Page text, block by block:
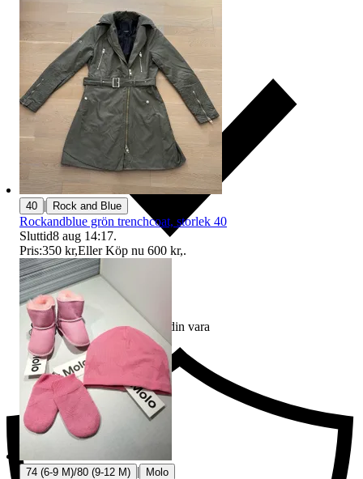
Ersättning om du inte får din vara
40 | Rock and Blue
Rockandblue grön trenchcoat, storlek 40
Sluttid8 aug 14:17.
Pris:350 kr,Eller Köp nu 600 kr,.
74 (6-9 M)/80 (9-12 M) | Molo